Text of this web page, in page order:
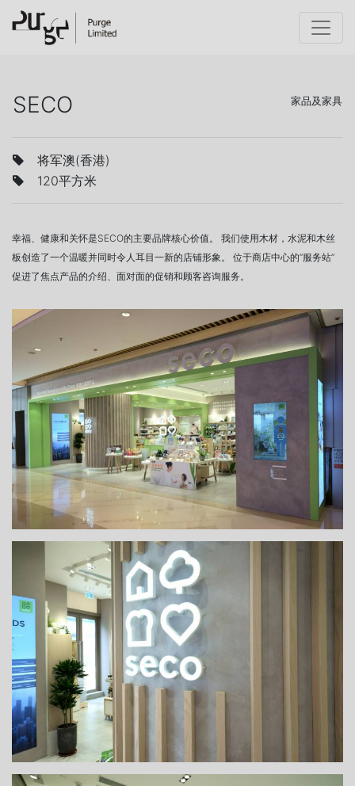
SECO 家品及家具
将军澳(香港)
120平方米
幸福、健康和关怀是SECO的主要品牌核心价值。 我们使用木材，水泥和木丝
板创造了一个温暖并同时令人耳目一新的店铺形象。 位于商店中心的“服务站”
促进了焦点产品的介绍、面对面的促销和顾客咨询服务。